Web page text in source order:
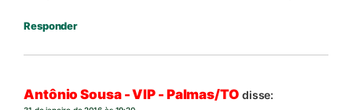
Responder
Antônio Sousa - VIP - Palmas/TO disse: